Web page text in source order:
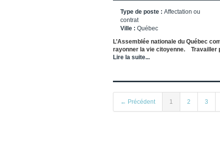
Type de poste : Affectation ou
contrat
Ville : Québec
L’Assemblée nationale du Québec
rayonner la vie citoyenne. Travailler
Lire la suite...
← Précédent 1 2 3